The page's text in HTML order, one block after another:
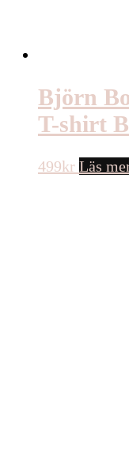
Björn
T-shirt
499kr Läs